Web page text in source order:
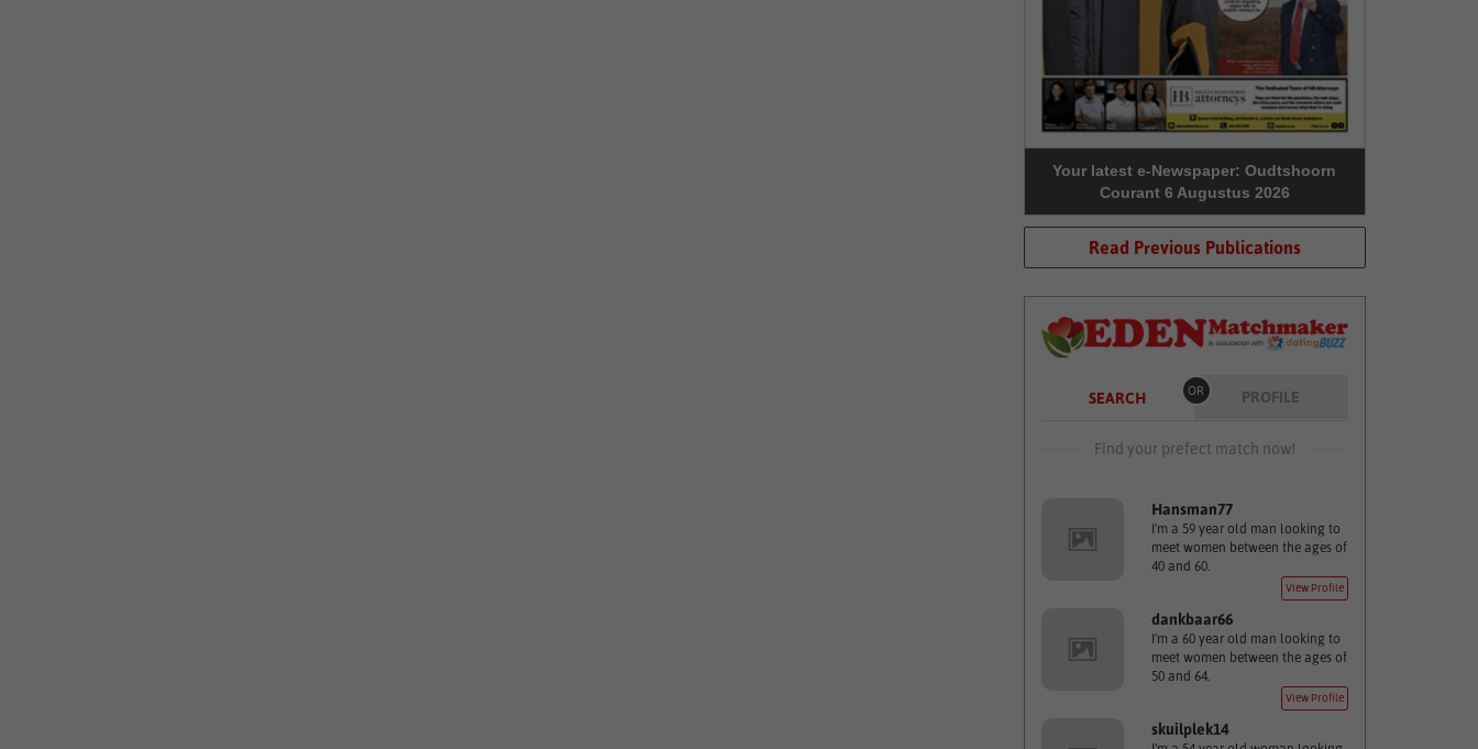
Your latest e-Newspaper: Oudtshoorn
Courant 6 Augustus 2026
Read Previous Publications
SEARCH OR PROFILE
Find your prefect match now!
Hansman77
I'm a 59 year old man looking to
meet women between the ages of
40 and 60.
View Profile
dankbaar66
I'm a 60 year old man looking to
meet women between the ages of
50 and 64.
View Profile
skuilplek14